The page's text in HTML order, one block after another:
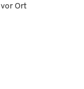
vor Ort